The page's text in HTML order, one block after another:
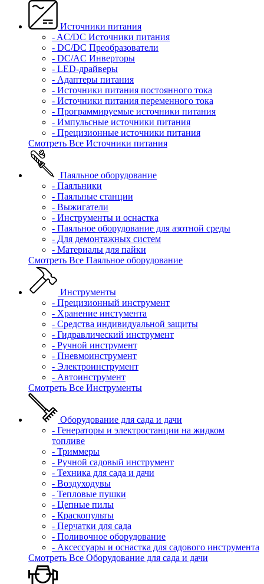
Источники питания
- AC/DC Источники питания
- DC/DC Преобразователи
- DC/AC Инверторы
- LED-драйверы
- Адаптеры питания
- Источники питания постоянного тока
- Источники питания переменного тока
- Программируемые источники питания
- Импульсные источники питания
- Прецизионные источники питания
Смотреть Все Источники питания
Паяльное оборудование
- Паяльники
- Паяльные станции
- Выжигатели
- Инструменты и оснастка
- Паяльное оборудование для азотной среды
- Для демонтажных систем
- Материалы для пайки
Смотреть Все Паяльное оборудование
Инструменты
- Прецизионный инструмент
- Хранение инстумента
- Средства индивидуальной защиты
- Гидравлический инструмент
- Ручной инструмент
- Пневмоинструмент
- Электроинструмент
- Автоинструмент
Смотреть Все Инструменты
Оборудование для сада и дачи
- Генераторы и электростанции на жидком
топливе
- Триммеры
- Ручной садовый инструмент
- Техника для сада и дачи
- Воздуходувы
- Тепловые пушки
- Цепные пилы
- Краскопульты
- Перчатки для сада
- Поливочное оборудование
- Аксессуары и оснастка для садового инструмента
Смотреть Все Оборудование для сада и дачи